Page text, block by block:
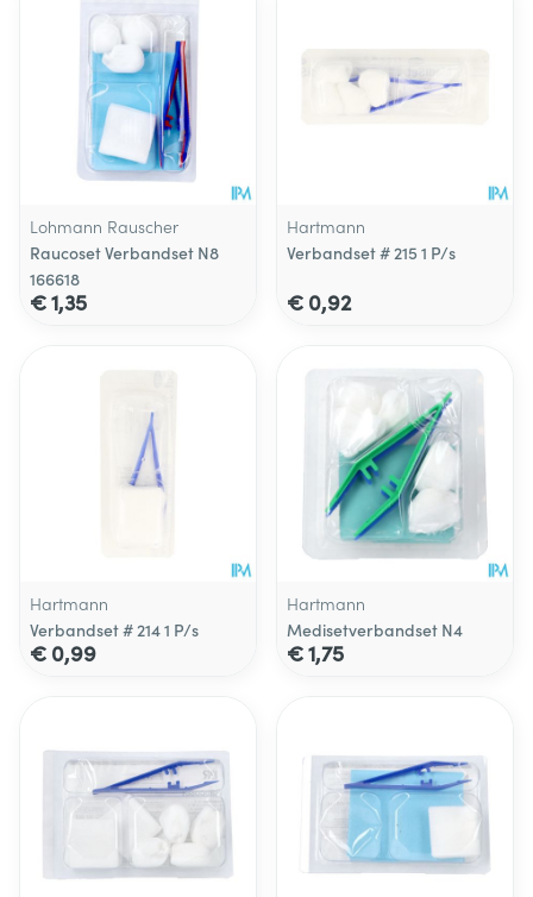
Lohmann Rauscher
Raucoset Verbandset N8
166618
€ 1,35
Hartmann
Verbandset # 215 1 P/s
€ 0,92
Hartmann
Verbandset # 214 1 P/s
€ 0,99
Hartmann
Medisetverbandset N4
€ 1,75